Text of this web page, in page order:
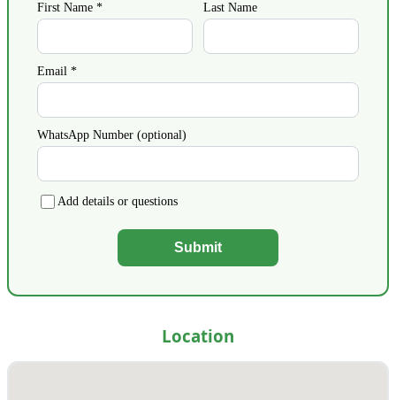
First Name * Last Name
Email *
WhatsApp Number (optional)
Add details or questions
Submit
Location